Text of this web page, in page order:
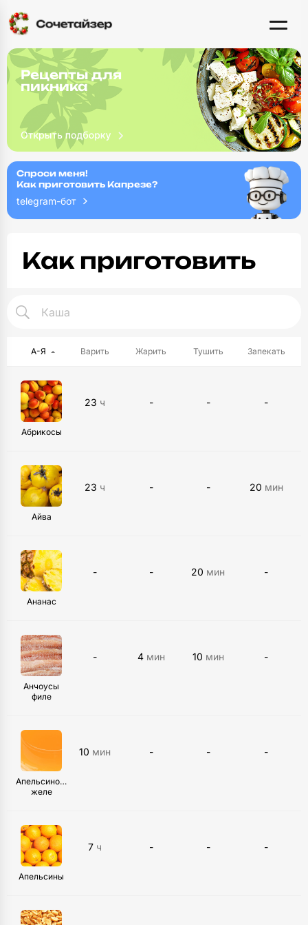
Рецепты для
пикника
Спроси меня!
Как приготовить Капрезе?
telegram-бот
Как приготовить
А-Я Варить Жарить Тушить Запекать
Абрикосы
23 ч - - -
Айва
23 ч - - 20 мин
Ананас
- - 20 мин -
Анчоусы
филе
- 4 мин 10 мин -
Апельсиновое
желе
10 мин - - -
Апельсины
7 ч - - -